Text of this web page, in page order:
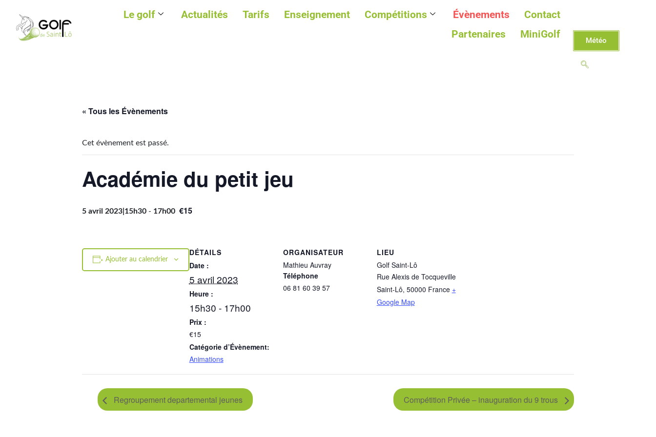
Le golf Actualités Tarifs Enseignement Compétitions Évènements
Contact
Partenaires
MiniGolf
Météo
« Tous les Évènements
Cet évènement est passé.
Académie du petit jeu
5 avril 2023|15h30 - 17h00 €15
Ajouter au calendrier
DÉTAILS
Date :
5 avril 2023
Heure :
15h30 - 17h00
Prix :
€15
Catégorie d’Évènement:
Animations
ORGANISATEUR
Mathieu Auvray
Téléphone
06 81 60 39 57
LIEU
Golf Saint-Lô
Rue Alexis de Tocqueville
Saint-Lô, 50000 France +
Google Map
Regroupement departemental jeunes Compétition Privée – inauguration du 9 trous